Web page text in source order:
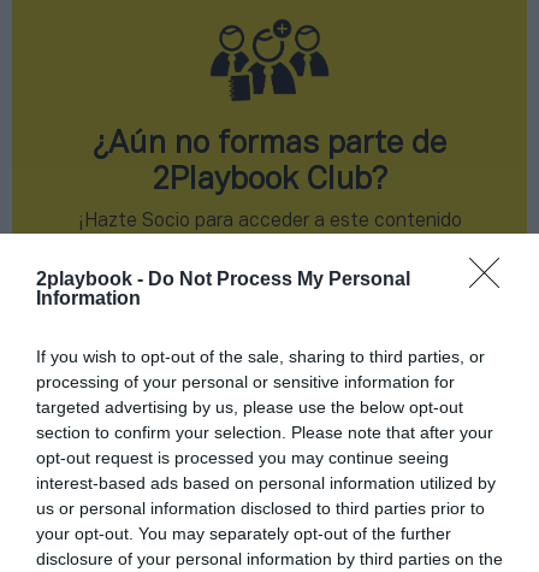
2playbook - Do Not Process My Personal
Information
If you wish to opt-out of the sale, sharing to third parties, or
processing of your personal or sensitive information for
targeted advertising by us, please use the below opt-out
section to confirm your selection. Please note that after your
opt-out request is processed you may continue seeing
interest-based ads based on personal information utilized by
us or personal information disclosed to third parties prior to
your opt-out. You may separately opt-out of the further
disclosure of your personal information by third parties on the
Índex
¿Aún no formas parte de
2Playbook Club?
¡Hazte Socio para acceder a este contenido
¡Suscríbete! Inicia sesión
Compartir
Imprimir